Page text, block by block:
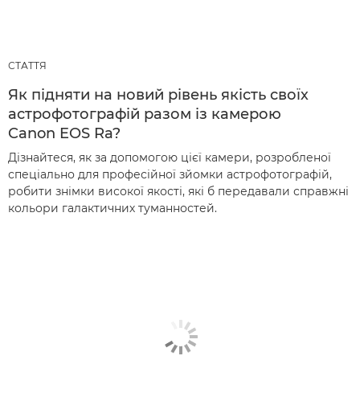
СТАТТЯ
Як підняти на новий рівень якість своїх
астрофотографій разом із камерою
Canon EOS Ra?
Дізнайтеся, як за допомогою цієї камери, розробленої
спеціально для професійної зйомки астрофотографій,
робити знімки високої якості, які б передавали справжні
кольори галактичних туманностей.